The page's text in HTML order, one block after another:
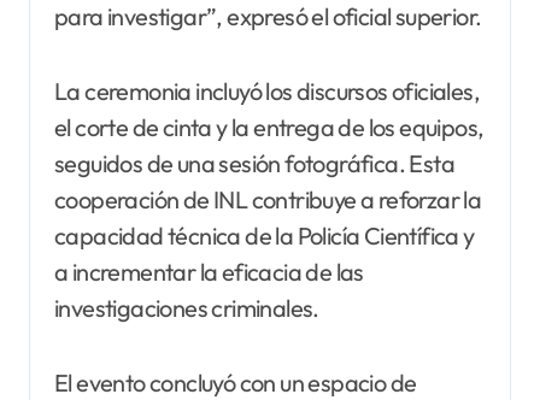
para investigar”, expresó el oficial superior.
La ceremonia incluyó los discursos oficiales,
el corte de cinta y la entrega de los equipos,
seguidos de una sesión fotográfica. Esta
cooperación de INL contribuye a reforzar la
capacidad técnica de la Policía Científica y
a incrementar la eficacia de las
investigaciones criminales.
El evento concluyó con un espacio de